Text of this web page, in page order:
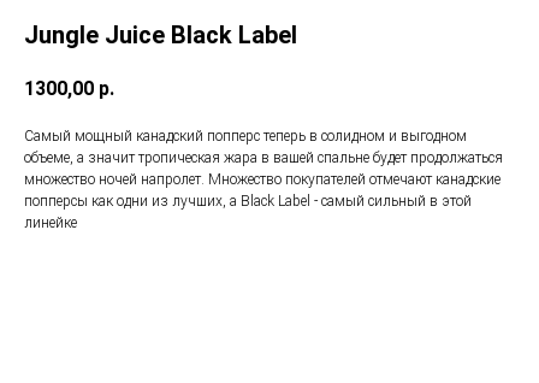
Jungle Juice Black Label
1300,00 р.
Самый мощный канадский попперс теперь в солидном и выгодном
объеме, а значит тропическая жара в вашей спальне будет продолжаться
множество ночей напролет. Множество покупателей отмечают канадские
попперсы как одни из лучших, а Black Label - самый сильный в этой
линейке